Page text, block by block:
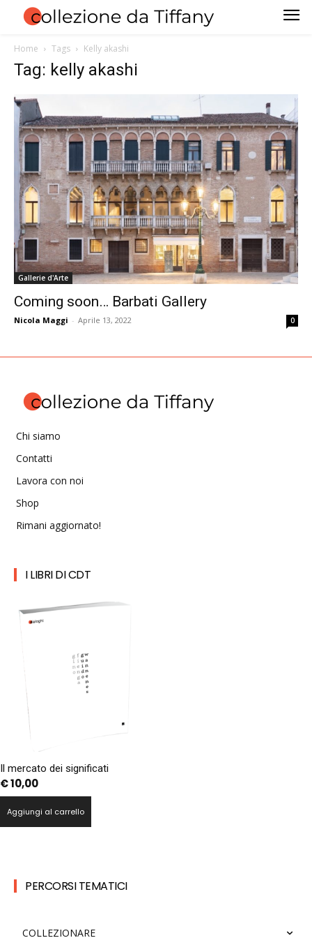
Home Tags Kelly akashi
Tag: kelly akashi
Gallerie d'Arte
Coming soon… Barbati Gallery
Nicola Maggi - Aprile 13, 2022 0
Chi siamo
Contatti
Lavora con noi
Shop
Rimani aggiornato!
I LIBRI DI CDT
Il mercato dei significati
€10,00
Aggiungi al carrello
PERCORSI TEMATICI
COLLEZIONARE